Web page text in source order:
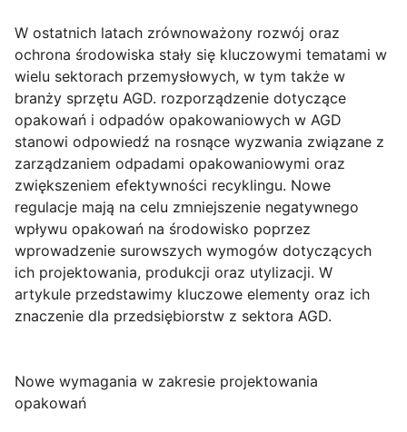
W ostatnich latach zrównoważony rozwój oraz
ochrona środowiska stały się kluczowymi tematami w
wielu sektorach przemysłowych, w tym także w
branży sprzętu AGD. rozporządzenie dotyczące
opakowań i odpadów opakowaniowych w AGD
stanowi odpowiedź na rosnące wyzwania związane z
zarządzaniem odpadami opakowaniowymi oraz
zwiększeniem efektywności recyklingu. Nowe
regulacje mają na celu zmniejszenie negatywnego
wpływu opakowań na środowisko poprzez
wprowadzenie surowszych wymogów dotyczących
ich projektowania, produkcji oraz utylizacji. W
artykule przedstawimy kluczowe elementy oraz ich
znaczenie dla przedsiębiorstw z sektora AGD.
Nowe wymagania w zakresie projektowania
opakowań